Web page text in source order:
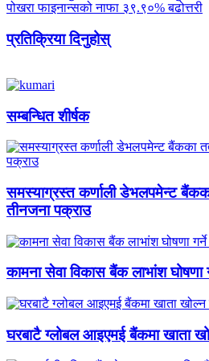
पोखरा फाइनान्सको नाफा ३९.९०% बढोत्तरी
प्रतिक्रिया दिनुहोस्
सम्बन्धित शीर्षक
समस्याग्रस्त कर्णाली डेभलपमेन्ट
तीनजना पक्राउ
कामना सेवा विकास बैंक लाभांश घोषणा
घरबाटै ग्लोबल आइएमई बैंकमा खाता